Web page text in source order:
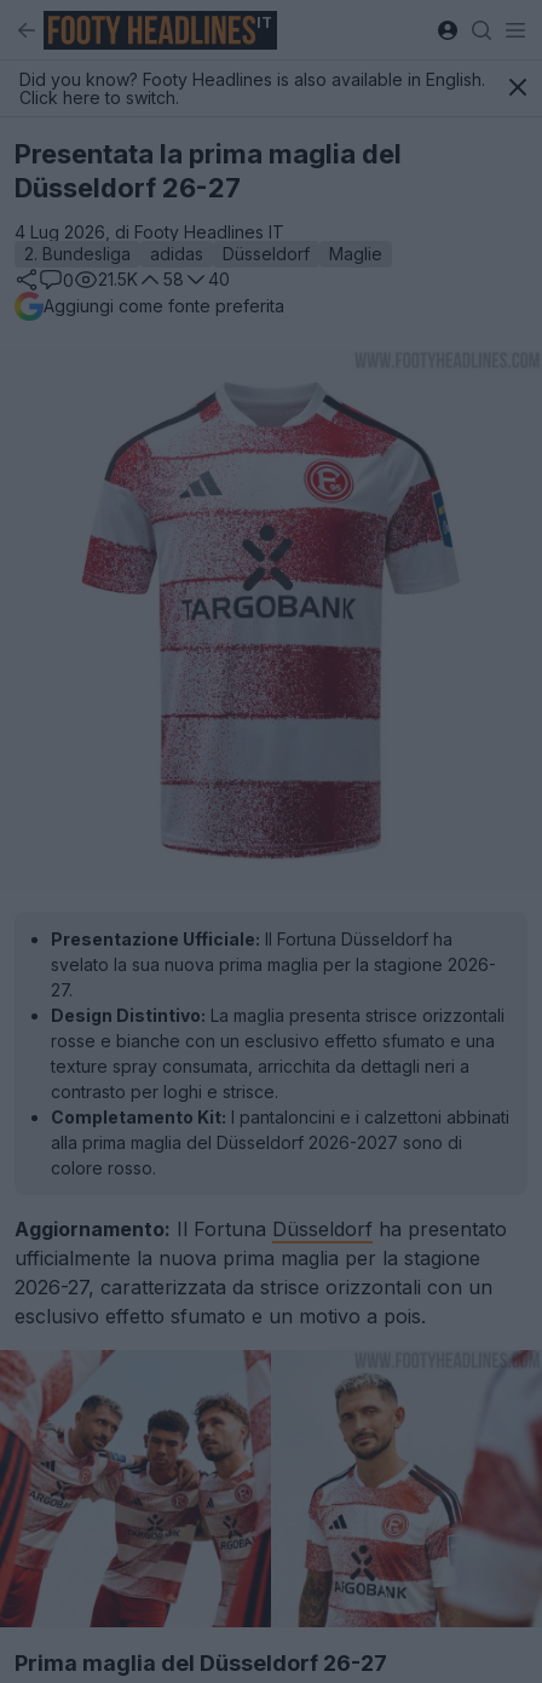
IT
Did you know? Footy Headlines is also available in English.
Click here to switch.
Presentata la prima maglia del
Düsseldorf 26-27
4 Lug 2026, di Footy Headlines IT
2. Bundesliga
adidas Düsseldorf
Maglie
0
21.5K 58
40
Aggiungi come fonte preferita
Presentazione Ufficiale: Il Fortuna Düsseldorf ha
svelato la sua nuova prima maglia per la stagione 2026-
27.
Design Distintivo: La maglia presenta strisce orizzontali
rosse e bianche con un esclusivo effetto sfumato e una
texture spray consumata, arricchita da dettagli neri a
contrasto per loghi e strisce.
Completamento Kit: I pantaloncini e i calzettoni abbinati
alla prima maglia del Düsseldorf 2026-2027 sono di
colore rosso.
Aggiornamento: Il Fortuna Düsseldorf ha presentato
ufficialmente la nuova prima maglia per la stagione
2026-27, caratterizzata da strisce orizzontali con un
esclusivo effetto sfumato e un motivo a pois.
Prima maglia del Düsseldorf 26-27